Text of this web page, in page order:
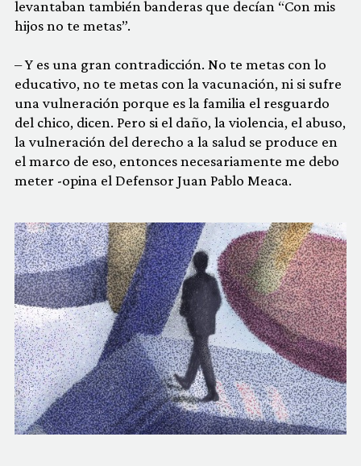
levantaban también banderas que decían “Con mis
hijos no te metas”.
– Y es una gran contradicción. No te metas con lo
educativo, no te metas con la vacunación, ni si sufre
una vulneración porque es la familia el resguardo
del chico, dicen. Pero si el daño, la violencia, el abuso,
la vulneración del derecho a la salud se produce en
el marco de eso, entonces necesariamente me debo
meter -opina el Defensor Juan Pablo Meaca.